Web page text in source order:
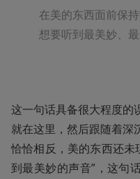
在美的东西面前保
想要听到最美妙、最
这一句话具备很大程度的
就在这里，然后跟随着深
恰恰相反，美的东西还
到最美妙的声音”，这句